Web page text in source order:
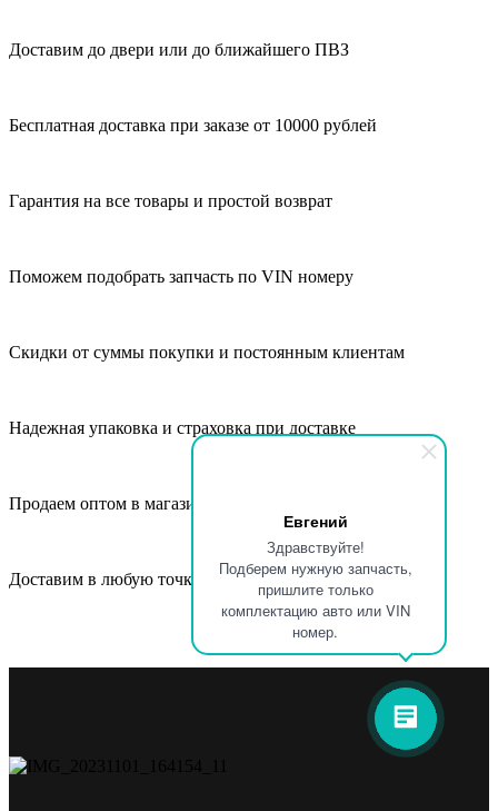
Евгений
Здравствуйте!
Подберем нужную запчасть,
пришлите только
комплектацию авто или VIN
номер.
Доставим до двери или до ближайшего ПВЗ
Бесплатная доставка при заказе от 10000 рублей
Гарантия на все товары и простой возврат
Поможем подобрать запчасть по VIN номеру
Скидки от суммы покупки и постоянным клиентам
Надежная упаковка и страховка при доставке
Продаем оптом в магазины, СТО и автосервисы
Доставим в любую точку России и СНГ